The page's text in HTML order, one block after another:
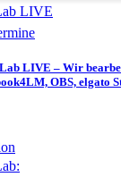
LIVE
LIVE – Wir
OBS, elgato